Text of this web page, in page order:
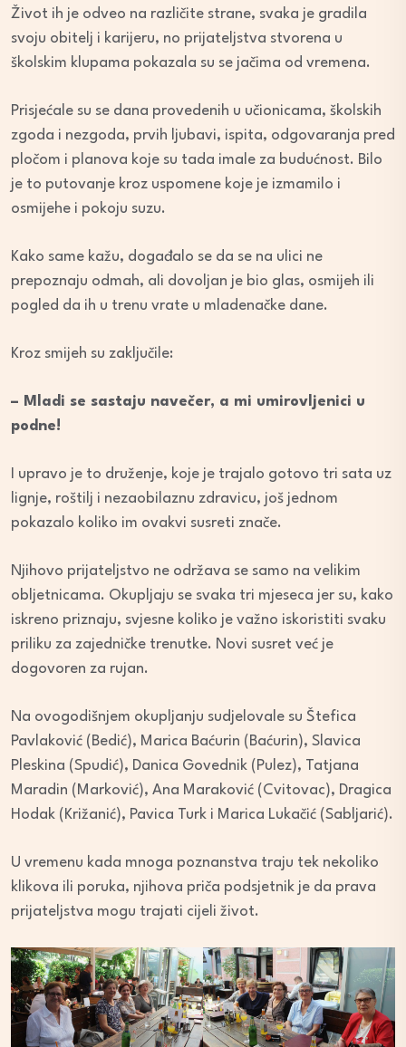
Život ih je odveo na različite strane, svaka je gradila
svoju obitelj i karijeru, no prijateljstva stvorena u
školskim klupama pokazala su se jačima od vremena.
Prisjećale su se dana provedenih u učionicama, školskih
zgoda i nezgoda, prvih ljubavi, ispita, odgovaranja pred
pločom i planova koje su tada imale za budućnost. Bilo
je to putovanje kroz uspomene koje je izmamilo i
osmijehe i pokoju suzu.
Kako same kažu, događalo se da se na ulici ne
prepoznaju odmah, ali dovoljan je bio glas, osmijeh ili
pogled da ih u trenu vrate u mladenačke dane.
Kroz smijeh su zaključile:
– Mladi se sastaju navečer, a mi umirovljenici u
podne!
I upravo je to druženje, koje je trajalo gotovo tri sata uz
lignje, roštilj i nezaobilaznu zdravicu, još jednom
pokazalo koliko im ovakvi susreti znače.
Njihovo prijateljstvo ne održava se samo na velikim
obljetnicama. Okupljaju se svaka tri mjeseca jer su, kako
iskreno priznaju, svjesne koliko je važno iskoristiti svaku
priliku za zajedničke trenutke. Novi susret već je
dogovoren za rujan.
Na ovogodišnjem okupljanju sudjelovale su Štefica
Pavlaković (Bedić), Marica Baćurin (Baćurin), Slavica
Pleskina (Spudić), Danica Govednik (Pulez), Tatjana
Maradin (Marković), Ana Maraković (Cvitovac), Dragica
Hodak (Križanić), Pavica Turk i Marica Lukačić (Sabljarić).
U vremenu kada mnoga poznanstva traju tek nekoliko
klikova ili poruka, njihova priča podsjetnik je da prava
prijateljstva mogu trajati cijeli život.